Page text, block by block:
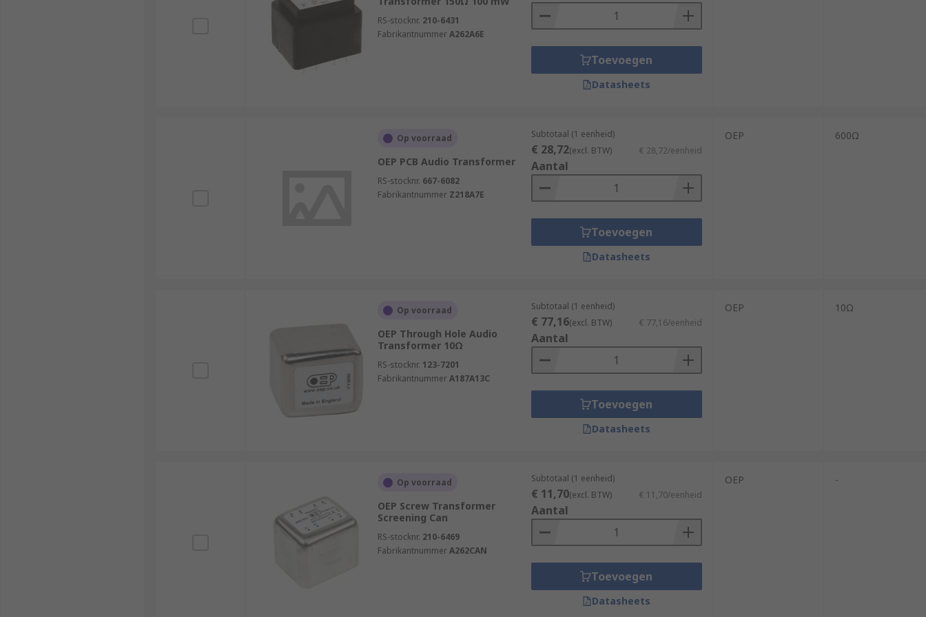
RS-stocknr. 210-6431
FabrikantnummerA262A6E
Toevoegen
Datasheets
Op voorraad
OEP PCB Audio Transformer
RS-stocknr. 667-6082
Fabrikantnummer Z218A7E
Subtotaal (1 eenheid)
€ 28,72(excl. BTW) € 28,72/eenheid
Aantal
Toevoegen
Datasheets
OEP 600Ω
Op voorraad
OEP Through Hole Audio
Transformer 10Ω
RS-stocknr. 123-7201
FabrikantnummerA187A13C
Subtotaal (1 eenheid)
€ 77,16(excl. BTW) € 77,16/eenheid
Aantal
Toevoegen
Datasheets
OEP 10Ω
Op voorraad
OEP Screw Transformer
Screening Can
RS-stocknr. 210-6469
FabrikantnummerA262CAN
Subtotaal (1 eenheid)
€ 11,70(excl. BTW) € 11,70/eenheid
Aantal
Toevoegen
Datasheets
OEP -